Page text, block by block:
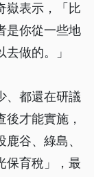
嶽表示，「比
是你從一些地
做的。」
、都還在研議
才能實施，
谷、綠島、
保育稅」，最